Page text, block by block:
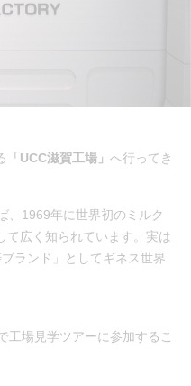
「UCC滋賀工場」 へ行ってき
、1969年に世界初のミルク
て広く知られています。実は
ランド」としてギネス世界
工場見学ツアーに参加するこ